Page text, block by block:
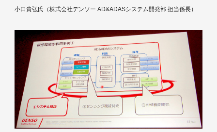
小口貴弘氏（株式会社デンソー AD&ADASシステム開発部 担当係長）